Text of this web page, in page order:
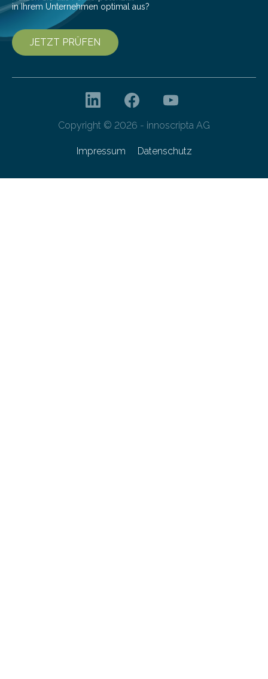
in Ihrem Unternehmen optimal aus?
JETZT PRÜFEN
Copyright © 2026 - innoscripta AG
Impressum Datenschutz